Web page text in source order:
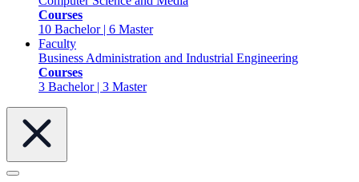
Courses
10 Bachelor | 6 Master
Faculty
Business Administration and Industrial Engineering
Courses
3 Bachelor | 3 Master